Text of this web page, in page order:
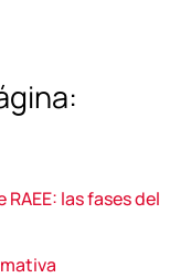
las fases del